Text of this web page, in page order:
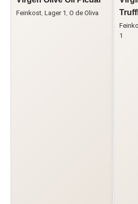
Feinkost, Lager 1 , O de Oliva
1